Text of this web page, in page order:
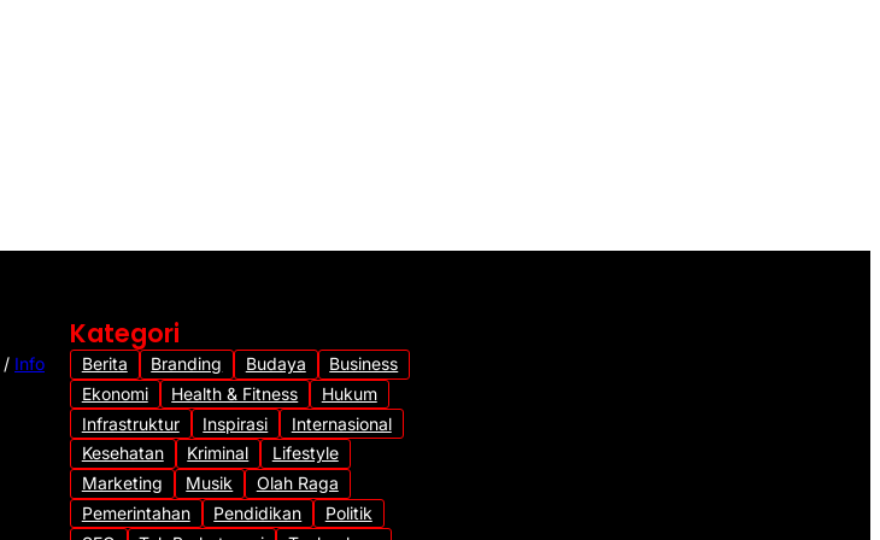
/ Info
Kategori
Berita Branding Budaya
Business
Ekonomi
Health & Fitness
Hukum
Infrastruktur
Inspirasi
Internasional
Kesehatan
Kriminal
Lifestyle
Marketing
Musik
Olah Raga
Pemerintahan
Pendidikan
Politik